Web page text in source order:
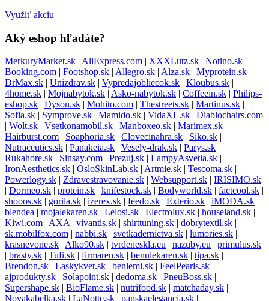
Využiť akciu
Aký eshop hľadáte?
MerkuryMarket.sk | AliExpress.com | XXXLutz.sk | Notino.sk |
Booking.com | Footshop.sk | Allegro.sk | Alza.sk | Myprotein.sk |
DrMax.sk | Unizdrav.sk | Vypredajobliecok.sk | Kloubus.sk |
4home.sk | Mojnabytok.sk | Asko-nabytok.sk | Coffeein.sk | Philips-
eshop.sk | Dyson.sk | Mohito.com | Thestreets.sk | Martinus.sk |
Sofia.sk | Symprove.sk | Mamido.sk | VidaXL.sk | Diablochairs.com
| Wolt.sk | Vsetkonamobil.sk | Manboxeo.sk | Marimex.sk |
Hairburst.com | Soaphoria.sk | Clovecinahra.sk | Siko.sk |
Nutraceutics.sk | Panakeia.sk | Vesely-drak.sk | Parys.sk |
Rukahore.sk | Sinsay.com | Prezuj.sk | LampyAsvetla.sk |
IronAesthetics.sk | OsloSkinLab.sk | Artmie.sk | Tescoma.sk |
Powerlogy.sk | Zdravestravovanie.sk | Websupport.sk | IRISIMO.sk
| Dormeo.sk | protein.sk | knifestock.sk | Bodyworld.sk | factcool.sk |
shooos.sk | gorila.sk | izerex.sk | feedo.sk | Exterio.sk | iMODA.sk |
blendea | mojalekaren.sk | Lelosi.sk | Electrolux.sk | houseland.sk |
Kiwi.com | AXA | vivantis.sk | shirttuning.sk | dobrytextil.sk |
sk.mobilfox.com | nabbi.sk | svetkadernictva.sk | lumories.sk |
krasnevone.sk | Alko90.sk | tvrdeneskla.eu | nazuby.eu | primulus.sk
| brasty.sk | Tufi.sk | firmaren.sk | benulekaren.sk | tipa.sk |
Brendon.sk | Laskykvet.sk | benlemi.sk | FeelPearls.sk |
ajprodukty.sk | Solapoint.sk | dedoma.sk | PneuBoss.sk |
Supershape.sk | BioFlame.sk | nutrifood.sk | matchaday.sk |
Novakabelka.sk | LaNotte.sk | panskaelegancia.sk |